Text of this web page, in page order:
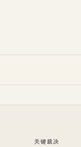
关键裁决